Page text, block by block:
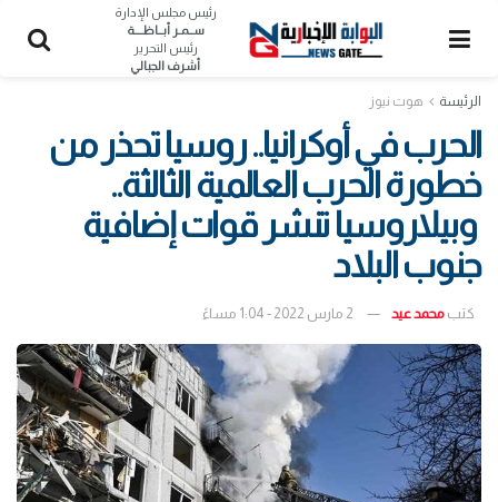
رئيس مجلس الإدارة
ســمـر أبــاظــــة
رئيس التحرير
أشرف الجبالي
الرئيسة هوت نيوز
الحرب في أوكرانيا.. روسيا تحذر من
خطورة الحرب العالمية الثالثة..
وبيلاروسيا تنشر قوات إضافية
جنوب البلاد
كتب محمد عيد 2 مارس 2022 - 1:04 مساءً